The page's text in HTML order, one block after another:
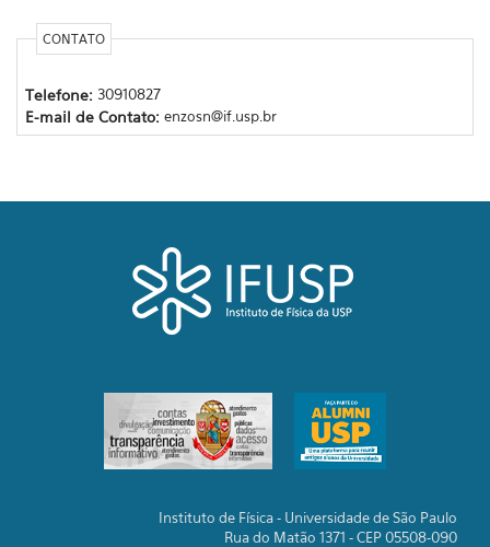
CONTATO
Telefone: 30910827
E-mail de Contato: enzosn@if.usp.br
Instituto de Física - Universidade de São Paulo
Rua do Matão 1371 - CEP 05508-090